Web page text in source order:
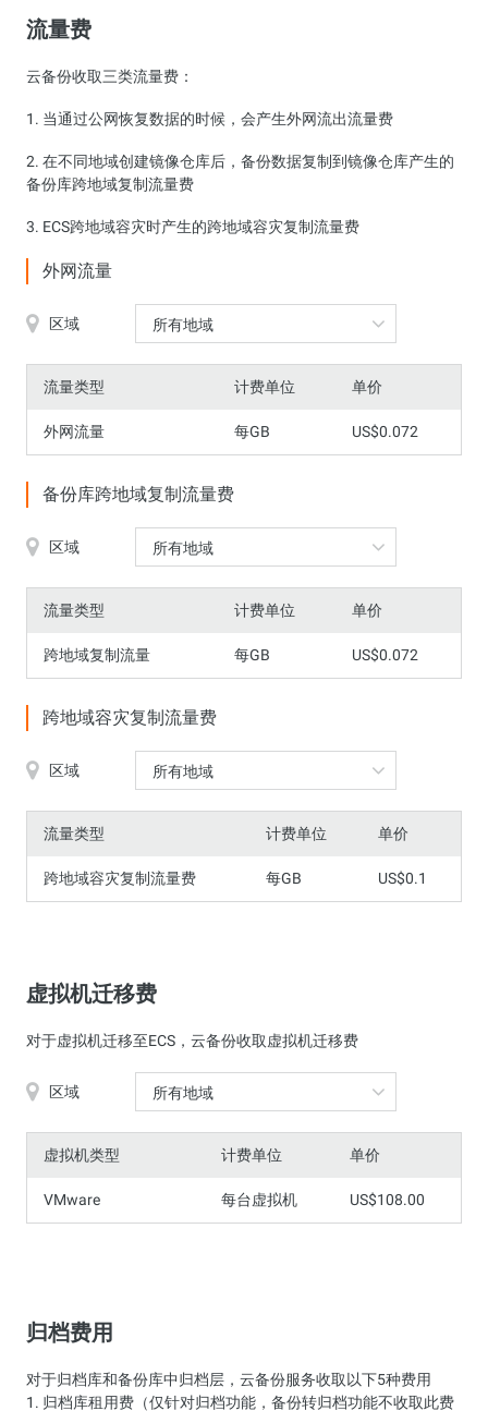
流量费
云备份收取三类流量费：
1. 当通过公网恢复数据的时候，会产生外网流出流量费
2. 在不同地域创建镜像仓库后，备份数据复制到镜像仓库产生的
备份库跨地域复制流量费
3. ECS跨地域容灾时产生的跨地域容灾复制流量费
外网流量
区域 所有地域
流量类型 计费单位 单价
外网流量 每GB US$0.072
备份库跨地域复制流量费
区域 所有地域
流量类型 计费单位 单价
跨地域复制流量 每GB US$0.072
跨地域容灾复制流量费
区域 所有地域
流量类型 计费单位 单价
跨地域容灾复制流量费 每GB US$0.1
虚拟机迁移费
对于虚拟机迁移至ECS，云备份收取虚拟机迁移费
区域 所有地域
虚拟机类型 计费单位 单价
VMware 每台虚拟机 US$108.00
归档费用
对于归档库和备份库中归档层，云备份服务收取以下5种费用
1. 归档库租用费（仅针对归档功能，备份转归档功能不收取此费